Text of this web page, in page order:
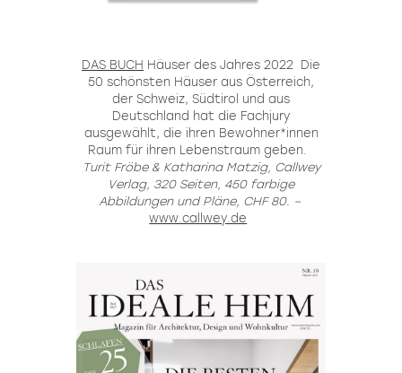
DAS BUCH Häuser des Jahres 2022
Die
50 schönsten Häuser aus Österreich,
der Schweiz, Südtirol und aus
Deutschland hat die Fachjury
ausgewählt, die ihren Bewohner*innen
Raum für ihren Lebenstraum geben.
Turit Fröbe & Katharina Matzig, Callwey
Verlag, 320 Seiten, 450 farbige
Abbildungen und Pläne, CHF 80. –
www.callwey.de